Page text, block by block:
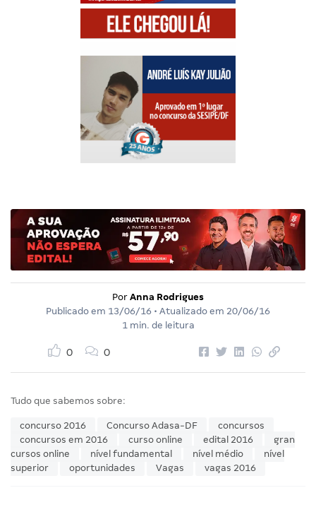
Por Anna Rodrigues
Publicado em 13/06/16 • Atualizado em 20/06/16
1 min. de leitura
0 0
Tudo que sabemos sobre:
concurso 2016 Concurso Adasa-DF
concursos
concursos em 2016
curso online edital 2016
gran
cursos online
nível fundamental nível médio
nível
superior
oportunidades Vagas vagas 2016